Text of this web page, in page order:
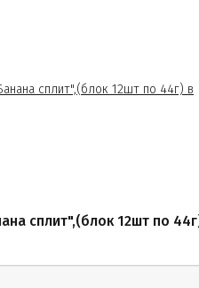
сплит",(блок 12шт по